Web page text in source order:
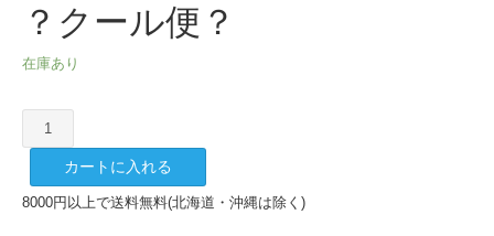
？クール便？
在庫あり
ク
ル
カートに入れる
8000円以上で送料無料(北海道・沖縄は除く)